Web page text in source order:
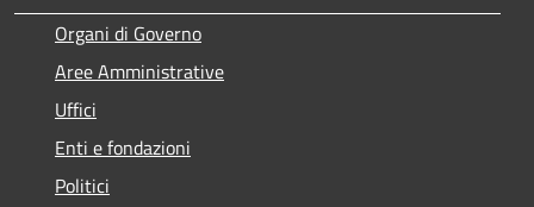
Organi di Governo
Aree Amministrative
Uffici
Enti e fondazioni
Politici